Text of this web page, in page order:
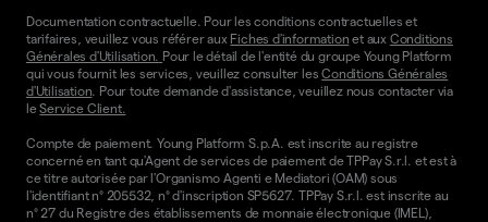
Documentation contractuelle. Pour les conditions contractuelles et
tarifaires, veuillez vous référer aux Fiches d'information et aux Conditions
Générales d'Utilisation. Pour le détail de l'entité du groupe Young Platform
qui vous fournit les services, veuillez consulter lesConditions Générales
d'Utilisation. Pour toute demande d'assistance, veuillez nous contacter via
leService Client.
Compte de paiement. Young Platform S.p.A. est inscrite au registre
concerné en tant qu'Agent de services de paiement de TPPay S.r.l. et est à
ce titre autorisée par l'Organismo Agenti e Mediatori (OAM) sous
l'identifiant n° 205532, n° d'inscription SP5627. TPPay S.r.l. est inscrite au
n° 27 du Registre des établissements de monnaie électronique (IMEL),